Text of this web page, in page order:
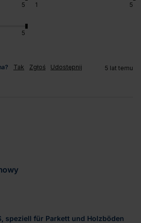
5 1
5
5
Tak Zgłoś Udostępnij 5 lat temu
speziell für Parkett und Holzböden